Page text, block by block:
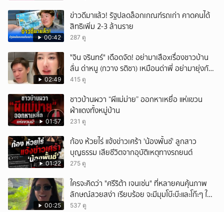
00:42
ข่าวดีมาแล้ว! รัฐปลดล็อกเกณฑ์รถเก่า คาดคนได้
สิทธิเพิ่ม 2-3 ล้านราย
287 ดู
02:49
ั่"จิน จรินทร์" เดือดจัด! อย่ามาเสือxเรื่องชาวบ้าน
ลั่น ด่าหนู (กวาง รติชา) เหมือนด่าพี่ อย่ามายุ่งกับ
คนของผม จบ!!!
415 ดู
01:57
ชาวบ้านผวา “ผีแม่ม่าย” ออกหาเหยื่อ แห่แขวน
ผ้าแดงทั้งหมู่บ้าน
231 ดู
01:22
ก้อง ห้วยไร่ แจ้งข่าวเศร้า 'น้องพั้นช์' ลูกสาว
บุญธรรม เสียชีวิตจากอุบัติเหตุทางรถยนต์
275 ดู
00:25
ใครจะคิดว่า "ศรีริต้า เจนเซ่น" ที่หลายคนคุ้นภาพ
ลักษณ์สวยสง่า เรียบร้อย จะมีมุมโบ๊ะบ๊ะและโก๊ะๆ ให้
ได้อมยิ้มเหมือนกัน งานนี้ทำเอาแฟนๆ ทั้งเอ็นดูทั้ง
537 ดู